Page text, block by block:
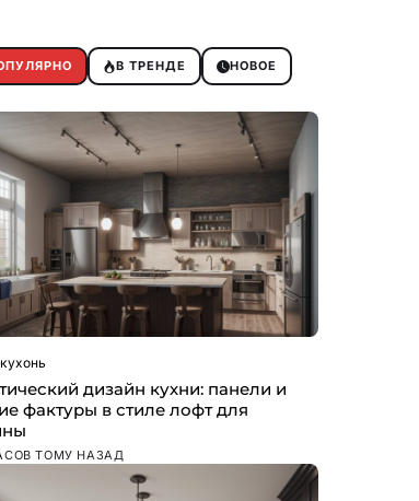
В ТРЕНДЕ НОВОЕ
дизайн кухни: панели и
фактуры в стиле лофт для
ТОМУ НАЗАД